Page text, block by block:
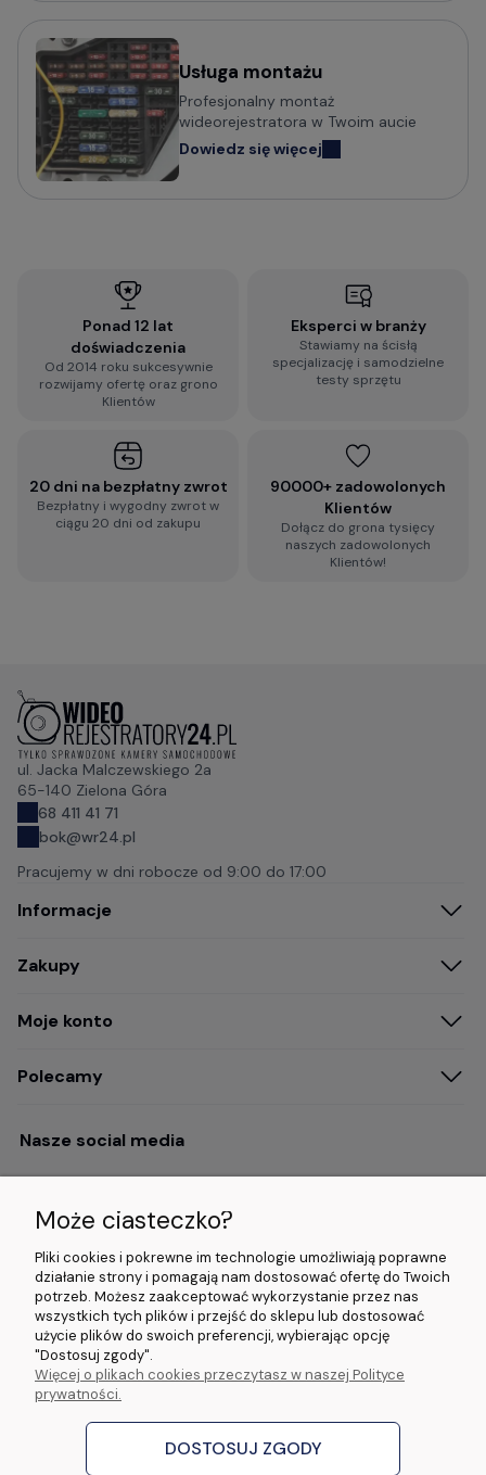
Usługa montażu
Profesjonalny montaż
wideorejestratora w Twoim aucie
Dowiedz się więcej
Ponad 12 lat
doświadczenia
Od 2014 roku sukcesywnie
rozwijamy ofertę oraz grono
Klientów
Eksperci w branży
Stawiamy na ścisłą
specjalizację i samodzielne
testy sprzętu
20 dni na bezpłatny zwrot
Bezpłatny i wygodny zwrot w
ciągu 20 dni od zakupu
90000+ zadowolonych
Klientów
Dołącz do grona tysięcy
naszych zadowolonych
Klientów!
ul. Jacka Malczewskiego 2a
65-140 Zielona Góra
68 411 41 71
bok@wr24.pl
Pracujemy w dni robocze od 9:00 do 17:00
Informacje
Zakupy
Moje konto
Polecamy
Nasze social media
Opinie i wyróżnienia
5.0/5.0 (5000+
opinii)
5.0/5.0 (5000+
opinii)
4.9/5.0 (120+
opinii)
© 2026 www.wideorejestratory24.pl. Wszelkie prawa zastrzeżone.
Sklep własności firmy ZOYA LAB Arkadiusz Dawid Lorenz
ul. Jacka Malczewskiego 2A, 65-140 Zielona Góra NIP: 9730587206 REGON:
Sklep internetowy Shoper Premium
Może ciasteczko?
Pliki cookies i pokrewne im technologie umożliwiają poprawne
działanie strony i pomagają nam dostosować ofertę do Twoich
potrzeb. Możesz zaakceptować wykorzystanie przez nas
wszystkich tych plików i przejść do sklepu lub dostosować
użycie plików do swoich preferencji, wybierając opcję
"Dostosuj zgody".
Więcej o plikach cookies przeczytasz w naszej Polityce
prywatności.
DOSTOSUJ ZGODY